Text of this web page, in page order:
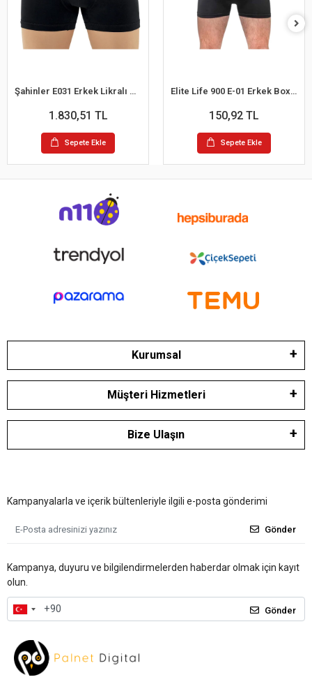
Şahinler E031 Erkek Likralı Boxer Külot 6lı Paket Siyah S
1.830,51 TL
Sepete Ekle
Elite Life 900 E-01 Erkek Boxer
150,92 TL
Sepete Ekle
Kurumsal
Müşteri Hizmetleri
Bize Ulaşın
Kampanyalarla ve içerik bültenleriyle ilgili e-posta gönderimi
Gönder
Kampanya, duyuru ve bilgilendirmelerden haberdar olmak için kayıt
olun.
Gönder